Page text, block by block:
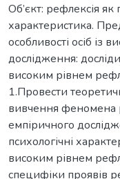
Об’єкт: рефлексія як
характеристика.
особливості осіб із
дослідження:
високим рівнем
1.Провести
вивчення феномена
емпіричного
психологічні
високим рівнем
специфіки проявів